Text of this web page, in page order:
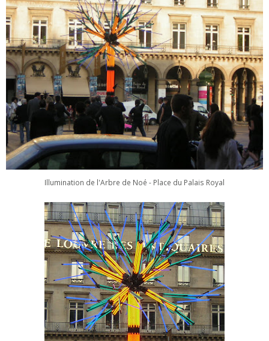
Illumination de l'Arbre de Noé - Place du Palais Royal